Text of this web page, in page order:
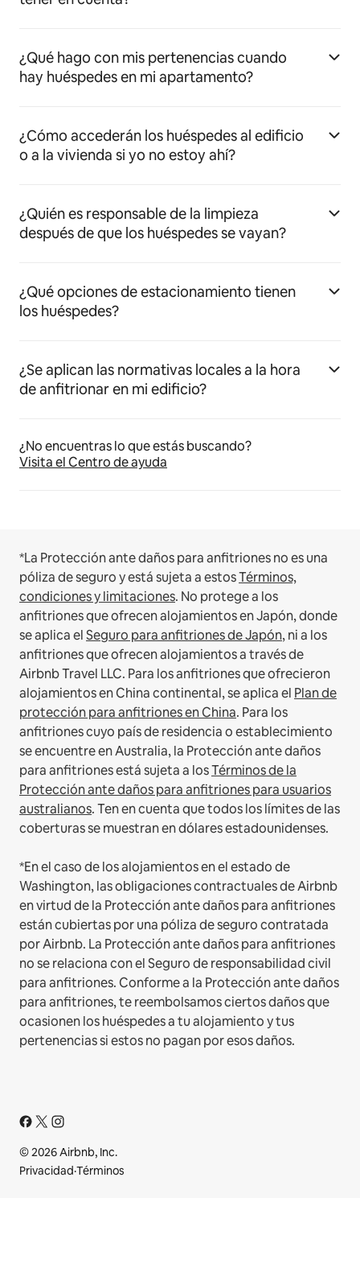
¿Qué hago con mis pertenencias cuando
hay huéspedes en mi apartamento?
¿Cómo accederán los huéspedes al edificio
o a la vivienda si yo no estoy ahí?
¿Quién es responsable de la limpieza
después de que los huéspedes se vayan?
¿Qué opciones de estacionamiento tienen
los huéspedes?
¿Se aplican las normativas locales a la hora
de anfitrionar en mi edificio?
¿No encuentras lo que estás buscando?
Visita el Centro de ayuda
*La Protección ante daños para anfitriones no es una
póliza de seguro y está sujeta a estosTérminos,
condiciones y limitaciones. No protege a los
anfitriones que ofrecen alojamientos en Japón, donde
se aplica elSeguro para anfitriones de Japón, ni a los
anfitriones que ofrecen alojamientos a través de
Airbnb Travel LLC. Para los anfitriones que ofrecieron
alojamientos en China continental, se aplica el Plan de
protección para anfitriones en China. Para los
anfitriones cuyo país de residencia o establecimiento
se encuentre en Australia, la Protección ante daños
para anfitriones está sujeta a losTérminos de la
Protección ante daños para anfitriones para usuarios
australianos. Ten en cuenta que todos los límites de las
coberturas se muestran en dólares estadounidenses.
*En el caso de los alojamientos en el estado de
Washington, las obligaciones contractuales de Airbnb
en virtud de la Protección ante daños para anfitriones
están cubiertas por una póliza de seguro contratada
por Airbnb. La Protección ante daños para anfitriones
no se relaciona con el Seguro de responsabilidad civil
para anfitriones. Conforme a la Protección ante daños
para anfitriones, te reembolsamos ciertos daños que
ocasionen los huéspedes a tu alojamiento y tus
pertenencias si estos no pagan por esos daños.
© 2026 Airbnb, Inc.
Privacidad·Términos